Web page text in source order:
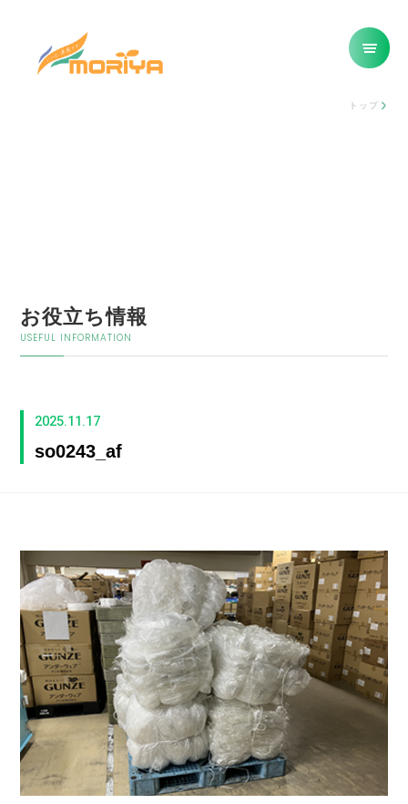
トップ
お役立ち情報
USEFUL INFORMATION
2025.11.17
so0243_af